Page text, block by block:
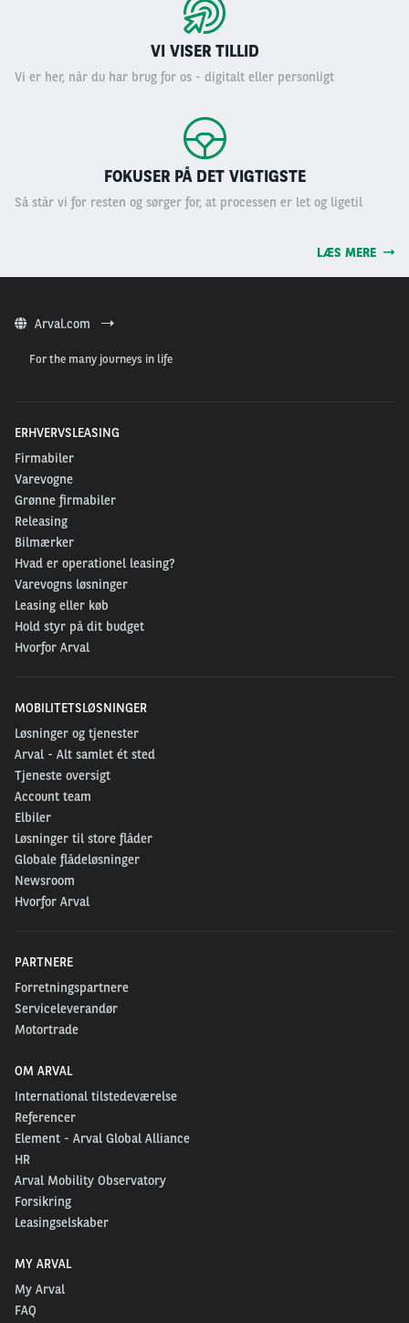
VI VISER TILLID
Vi er her, når du har brug for os - digitalt eller personligt
FOKUSER PÅ DET VIGTIGSTE
Så står vi for resten og sørger for, at processen er let og ligetil
LÆS MERE
Arval.com
For the many journeys in life
ERHVERVSLEASING
Firmabiler
Varevogne
Grønne firmabiler
Releasing
Bilmærker
Hvad er operationel leasing?
Varevogns løsninger
Leasing eller køb
Hold styr på dit budget
Hvorfor Arval
MOBILITETSLØSNINGER
Løsninger og tjenester
Arval - Alt samlet ét sted
Tjeneste oversigt
Account team
Elbiler
Løsninger til store flåder
Globale flådeløsninger
Newsroom
Hvorfor Arval
PARTNERE
Forretningspartnere
Serviceleverandør
Motortrade
OM ARVAL
International tilstedeværelse
Referencer
Element - Arval Global Alliance
HR
Arval Mobility Observatory
Forsikring
Leasingselskaber
MY ARVAL
My Arval
FAQ